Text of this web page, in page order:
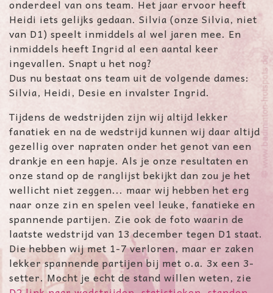
onderdeel van ons team. Het jaar ervoor heeft
Heidi iets gelijks gedaan. Silvia (onze Silvia, niet
van D1) speelt inmiddels al wel jaren mee. En
inmiddels heeft Ingrid al een aantal keer
ingevallen. Snapt u het nog?
Dus nu bestaat ons team uit de volgende dames:
Silvia, Heidi, Desie en invalster Ingrid.
Tijdens de wedstrijden zijn wij altijd lekker
fanatiek en na de wedstrijd kunnen wij daar altijd
gezellig over napraten onder het genot van een
drankje en een hapje. Als je onze resultaten en
onze stand op de ranglijst bekijkt dan zou je het
wellicht niet zeggen... maar wij hebben het erg
naar onze zin en spelen veel leuke, fanatieke en
spannende partijen. Zie ook de foto waarin de
laatste wedstrijd van 13 december tegen D1 staat.
Die hebben wij met 1-7 verloren, maar er zaken
lekker spannende partijen bij met o.a. 3x een 3-
setter. Mocht je echt de stand willen weten, zie